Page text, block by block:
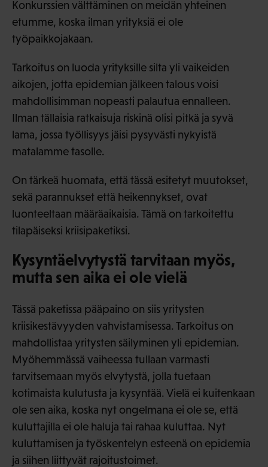
Konkurssien välttäminen on meidän yhteinen
etumme, koska ilman yrityksiä ei ole
työpaikkojakaan.
Tarkoitus on luoda yrityksille silta yli vaikeiden
aikojen, jotta epidemian jälkeen talous voisi
mahdollisimman nopeasti palautua ennalleen.
Ilman tällaisia ratkaisuja riskinä olisi pitkä ja syvä
lama, jossa työllisyys jäisi pysyvästi nykyistä
matalamme tasolle.
On tärkeä huomata, että tässä esitetyt muutokset,
sekä parannukset että heikennykset, ovat
luonteeltaan määräaikaisia. Tämä on tarkoitettu
tilapäiseksi kriisipaketiksi.
Kysyntäelvytystä tarvitaan myös,
mutta sen aika ei ole vielä
Tässä paketissa pääpaino on siis yritysten
kriisikestävyyden vahvistamisessa. Tarkoitus on
mahdollistaa yritysten säilyminen yli epidemian.
Myöhemmässä vaiheessa tullaan varmasti
tarvitsemaan myös elvytystä, jolla tuetaan
kotimaista kulutusta ja kysyntää. Vielä ei kuitenkaan
ole sen aika, koska nyt ongelmana ei ole se, että
kuluttajilla ei ole haluja tai rahaa kuluttaa. Nyt
kuluttamisen ja työskentelyn esteenä on epidemia
ja siihen liittyvät rajoitustoimet.